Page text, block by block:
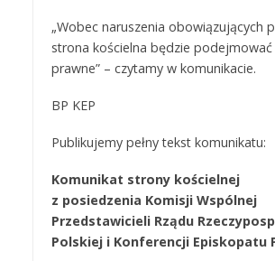
„Wobec naruszenia obowiązujących
strona kościelna będzie podejmować
prawne” – czytamy w komunikacie.
BP KEP
Publikujemy pełny tekst komunikatu:
Komunikat strony kościelnej
z posiedzenia Komisji Wspólnej
Przedstawicieli Rządu
Polskiej i Konferencji Episkopatu